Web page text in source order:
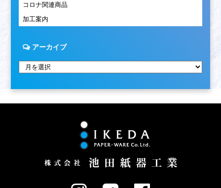
コロナ関連商品
加工案内
アーカイブ